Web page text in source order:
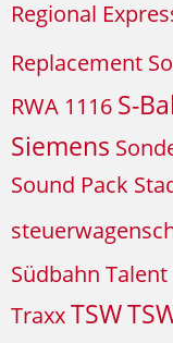
Regional
Replacement
RWA 1116 S-
Siemens
Sound Pack
Südbahn Talent
TraxxTSW